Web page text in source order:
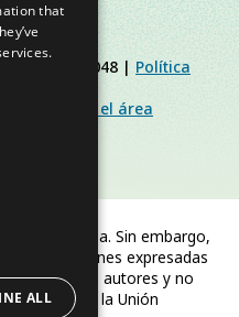
91019770048 | Política
para el área
Europea. Sin embargo,
y las opiniones expresadas
del autor o autores y no
los de la Unión
that
ALL